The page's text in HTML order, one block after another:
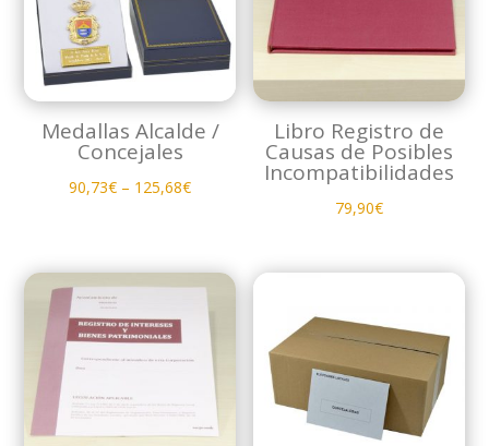
Medallas Alcalde /
Concejales
90,73€ – 125,68€
Libro Registro de
Causas de Posibles
Incompatibilidades
79,90€